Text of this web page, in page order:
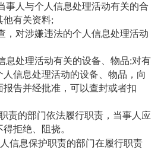
人与个人信息处理活动有关的合
他有关资料;
对涉嫌违法的个人信息处理活动
处理活动有关的设备、物品;对有
信息处理活动的设备、物品，向
告并经批准，可以查封或者扣
的部门依法履行职责，当事人应
拒绝、阻挠。
息保护职责的部门在履行职责